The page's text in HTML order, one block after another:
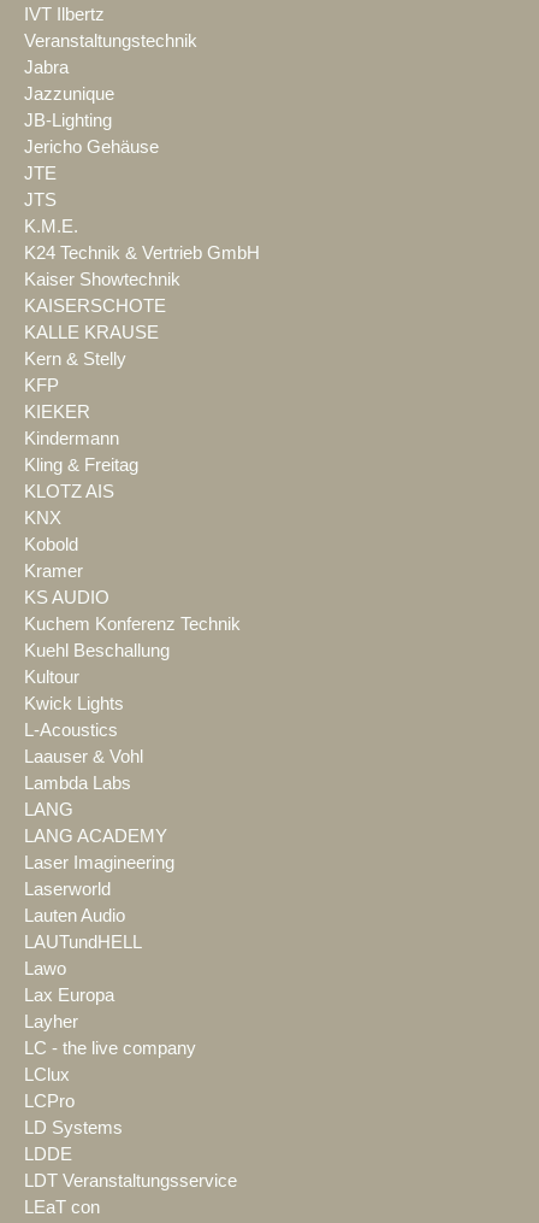
IVT Ilbertz
Veranstaltungstechnik
Jabra
Jazzunique
JB-Lighting
Jericho Gehäuse
JTE
JTS
K.M.E.
K24 Technik & Vertrieb GmbH
Kaiser Showtechnik
KAISERSCHOTE
KALLE KRAUSE
Kern & Stelly
KFP
KIEKER
Kindermann
Kling & Freitag
KLOTZ AIS
KNX
Kobold
Kramer
KS AUDIO
Kuchem Konferenz Technik
Kuehl Beschallung
Kultour
Kwick Lights
L-Acoustics
Laauser & Vohl
Lambda Labs
LANG
LANG ACADEMY
Laser Imagineering
Laserworld
Lauten Audio
LAUTundHELL
Lawo
Lax Europa
Layher
LC - the live company
LClux
LCPro
LD Systems
LDDE
LDT Veranstaltungsservice
LEaT con